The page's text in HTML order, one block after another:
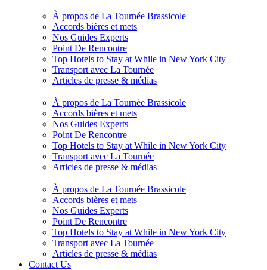
À propos de La Tournée Brassicole
Accords bières et mets
Nos Guides Experts
Point De Rencontre
Top Hotels to Stay at While in New York City
Transport avec La Tournée
Articles de presse & médias
À propos de La Tournée Brassicole
Accords bières et mets
Nos Guides Experts
Point De Rencontre
Top Hotels to Stay at While in New York City
Transport avec La Tournée
Articles de presse & médias
À propos de La Tournée Brassicole
Accords bières et mets
Nos Guides Experts
Point De Rencontre
Top Hotels to Stay at While in New York City
Transport avec La Tournée
Articles de presse & médias
Contact Us